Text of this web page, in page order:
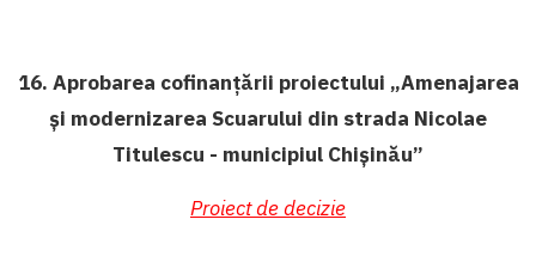
16. Aprobarea cofinanțării proiectului „Amenajarea
și modernizarea Scuarului din strada Nicolae
Titulescu - municipiul Chișinău”
Proiect de decizie